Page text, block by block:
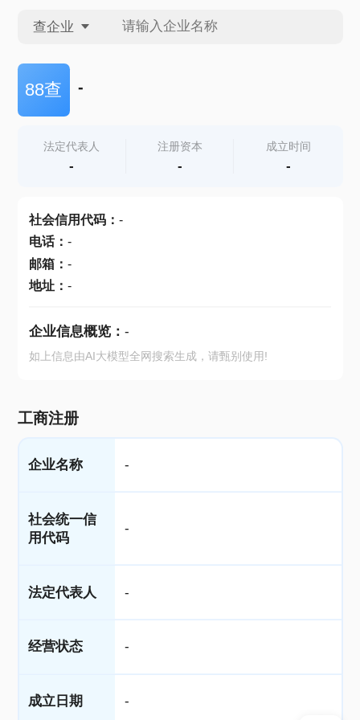
查企业
查企业
查产地
88查 -
法定代表人
-
注册资本
-
成立时间
-
社会信用代码： -
电话： -
邮箱： -
地址： -
企业信息概览： -
如上信息由AI大模型全网搜索生成，请甄别使用!
工商注册
企业名称 -
社会统一信
用代码
-
法定代表人 -
经营状态 -
成立日期 -